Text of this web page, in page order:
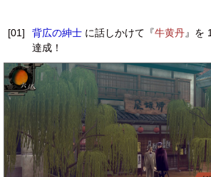
[01] 背広の紳士に話しかけて『牛黄丹』を
達成！